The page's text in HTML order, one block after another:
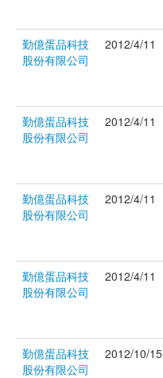
勤億蛋品科技
股份有限公司
2012/4/11
勤億蛋品科技
股份有限公司
2012/4/11
勤億蛋品科技
股份有限公司
2012/4/11
勤億蛋品科技
股份有限公司
2012/4/11
勤億蛋品科技
股份有限公司
2012/10/15